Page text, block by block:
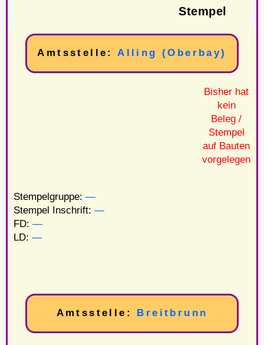
Stempel
Amtsstelle:Alling (Oberbay)
Bisher hat
kein
Beleg /
Stempel
auf Bauten
vorgelegen
Stempelgruppe: —
Stempel Inschrift: —
FD: —
LD: —
Amtsstelle: Breitbrunn